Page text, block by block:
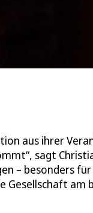
aus ihrer
sagt
– besonders
am